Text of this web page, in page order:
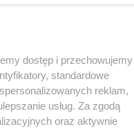
dostęp i przechowujemy
standardowe
reklam,
usług. Za zgodą
oraz aktywnie